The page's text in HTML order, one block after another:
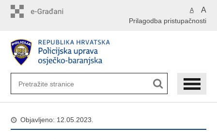
A A
Prilagodba pristupačnosti
Objavljeno: 12.05.2023.